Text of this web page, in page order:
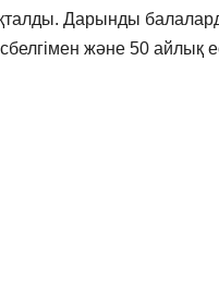
Дарынды
және 50 айлық